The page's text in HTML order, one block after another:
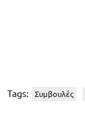
Tags: Συμβουλές